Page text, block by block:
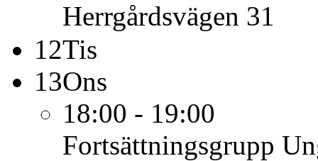
Herrgårdsvägen 31
12Tis
13Ons
18:00 - 19:00
Fortsättningsgrupp